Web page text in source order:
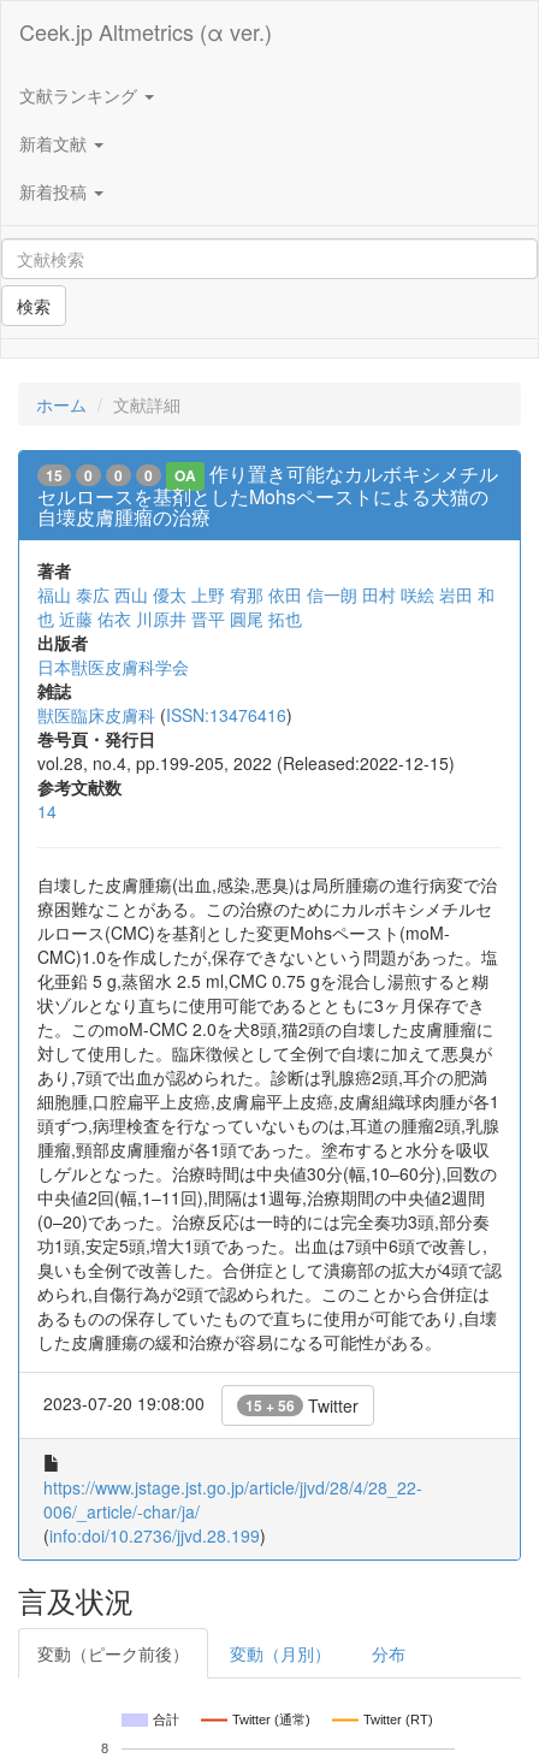
Ceek.jp Altmetrics (α ver.)
文献ランキング
新着文献
新着投稿
検索
ホーム 文献詳細
15 0 0 0 OA
作り置き可能なカルボキシメチル
セルロースを基剤としたMohsペーストによる犬猫の
自壊皮膚腫瘤の治療
著者
福山 泰広 西山 優太 上野 宥那 依田 信一朗 田村 咲絵 岩田 和
也 近藤 佑衣 川原井 晋平 圓尾 拓也
出版者
日本獣医皮膚科学会
雑誌
獣医臨床皮膚科 (ISSN:13476416)
巻号頁・発行日
vol.28, no.4, pp.199-205, 2022 (Released:2022-12-15)
参考文献数
14
自壊した皮膚腫瘍(出血,感染,悪臭)は局所腫瘍の進行病変で治
療困難なことがある。この治療のためにカルボキシメチルセ
ルロース(CMC)を基剤とした変更Mohsペースト(moM-
CMC)1.0を作成したが,保存できないという問題があった。塩
化亜鉛 5 g,蒸留水 2.5 ml,CMC 0.75 gを混合し湯煎すると糊
状ゾルとなり直ちに使用可能であるとともに3ヶ月保存でき
た。このmoM-CMC 2.0を犬8頭,猫2頭の自壊した皮膚腫瘤に
対して使用した。臨床徴候として全例で自壊に加えて悪臭が
あり,7頭で出血が認められた。診断は乳腺癌2頭,耳介の肥満
細胞腫,口腔扁平上皮癌,皮膚扁平上皮癌,皮膚組織球肉腫が各1
頭ずつ,病理検査を行なっていないものは,耳道の腫瘤2頭,乳腺
腫瘤,頸部皮膚腫瘤が各1頭であった。塗布すると水分を吸収
しゲルとなった。治療時間は中央値30分(幅,10–60分),回数の
中央値2回(幅,1–11回),間隔は1週毎,治療期間の中央値2週間
(0–20)であった。治療反応は一時的には完全奏功3頭,部分奏
功1頭,安定5頭,増大1頭であった。出血は7頭中6頭で改善し,
臭いも全例で改善した。合併症として潰瘍部の拡大が4頭で認
められ,自傷行為が2頭で認められた。このことから合併症は
あるものの保存していたもので直ちに使用が可能であり,自壊
した皮膚腫瘍の緩和治療が容易になる可能性がある。
2023-07-20 19:08:00 15 + 56 Twitter
https://www.jstage.jst.go.jp/article/jjvd/28/4/28_22-
006/_article/-char/ja/
(info:doi/10.2736/jjvd.28.199)
言及状況
変動（ピーク前後） 変動（月別） 分布
合計 Twitter (通常) Twitter (RT)
8